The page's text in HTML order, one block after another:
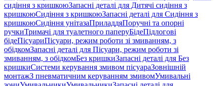
сидіння з кришкоюЗапасні деталі для Дитячі сидіння з
кришкоюСидіння з кришкоюЗапасні деталі для Сидіння з
кришкоюСидіння унітазаПриладдяПоручні та опорні
ручкиТримачі для туалетного паперуБідеПідлогові
бідеПісуариПісуари, режим роботи зі змиванням, з
обідкомЗапасні деталі для Пісуари, режим роботи зі
змиванням, з обідкомБез кришкиЗапасні деталі для Без
кришкиСистеми керування змивом пісуараЗовнішній
монтажЗ пневматичним керуванням змивомУмивальні